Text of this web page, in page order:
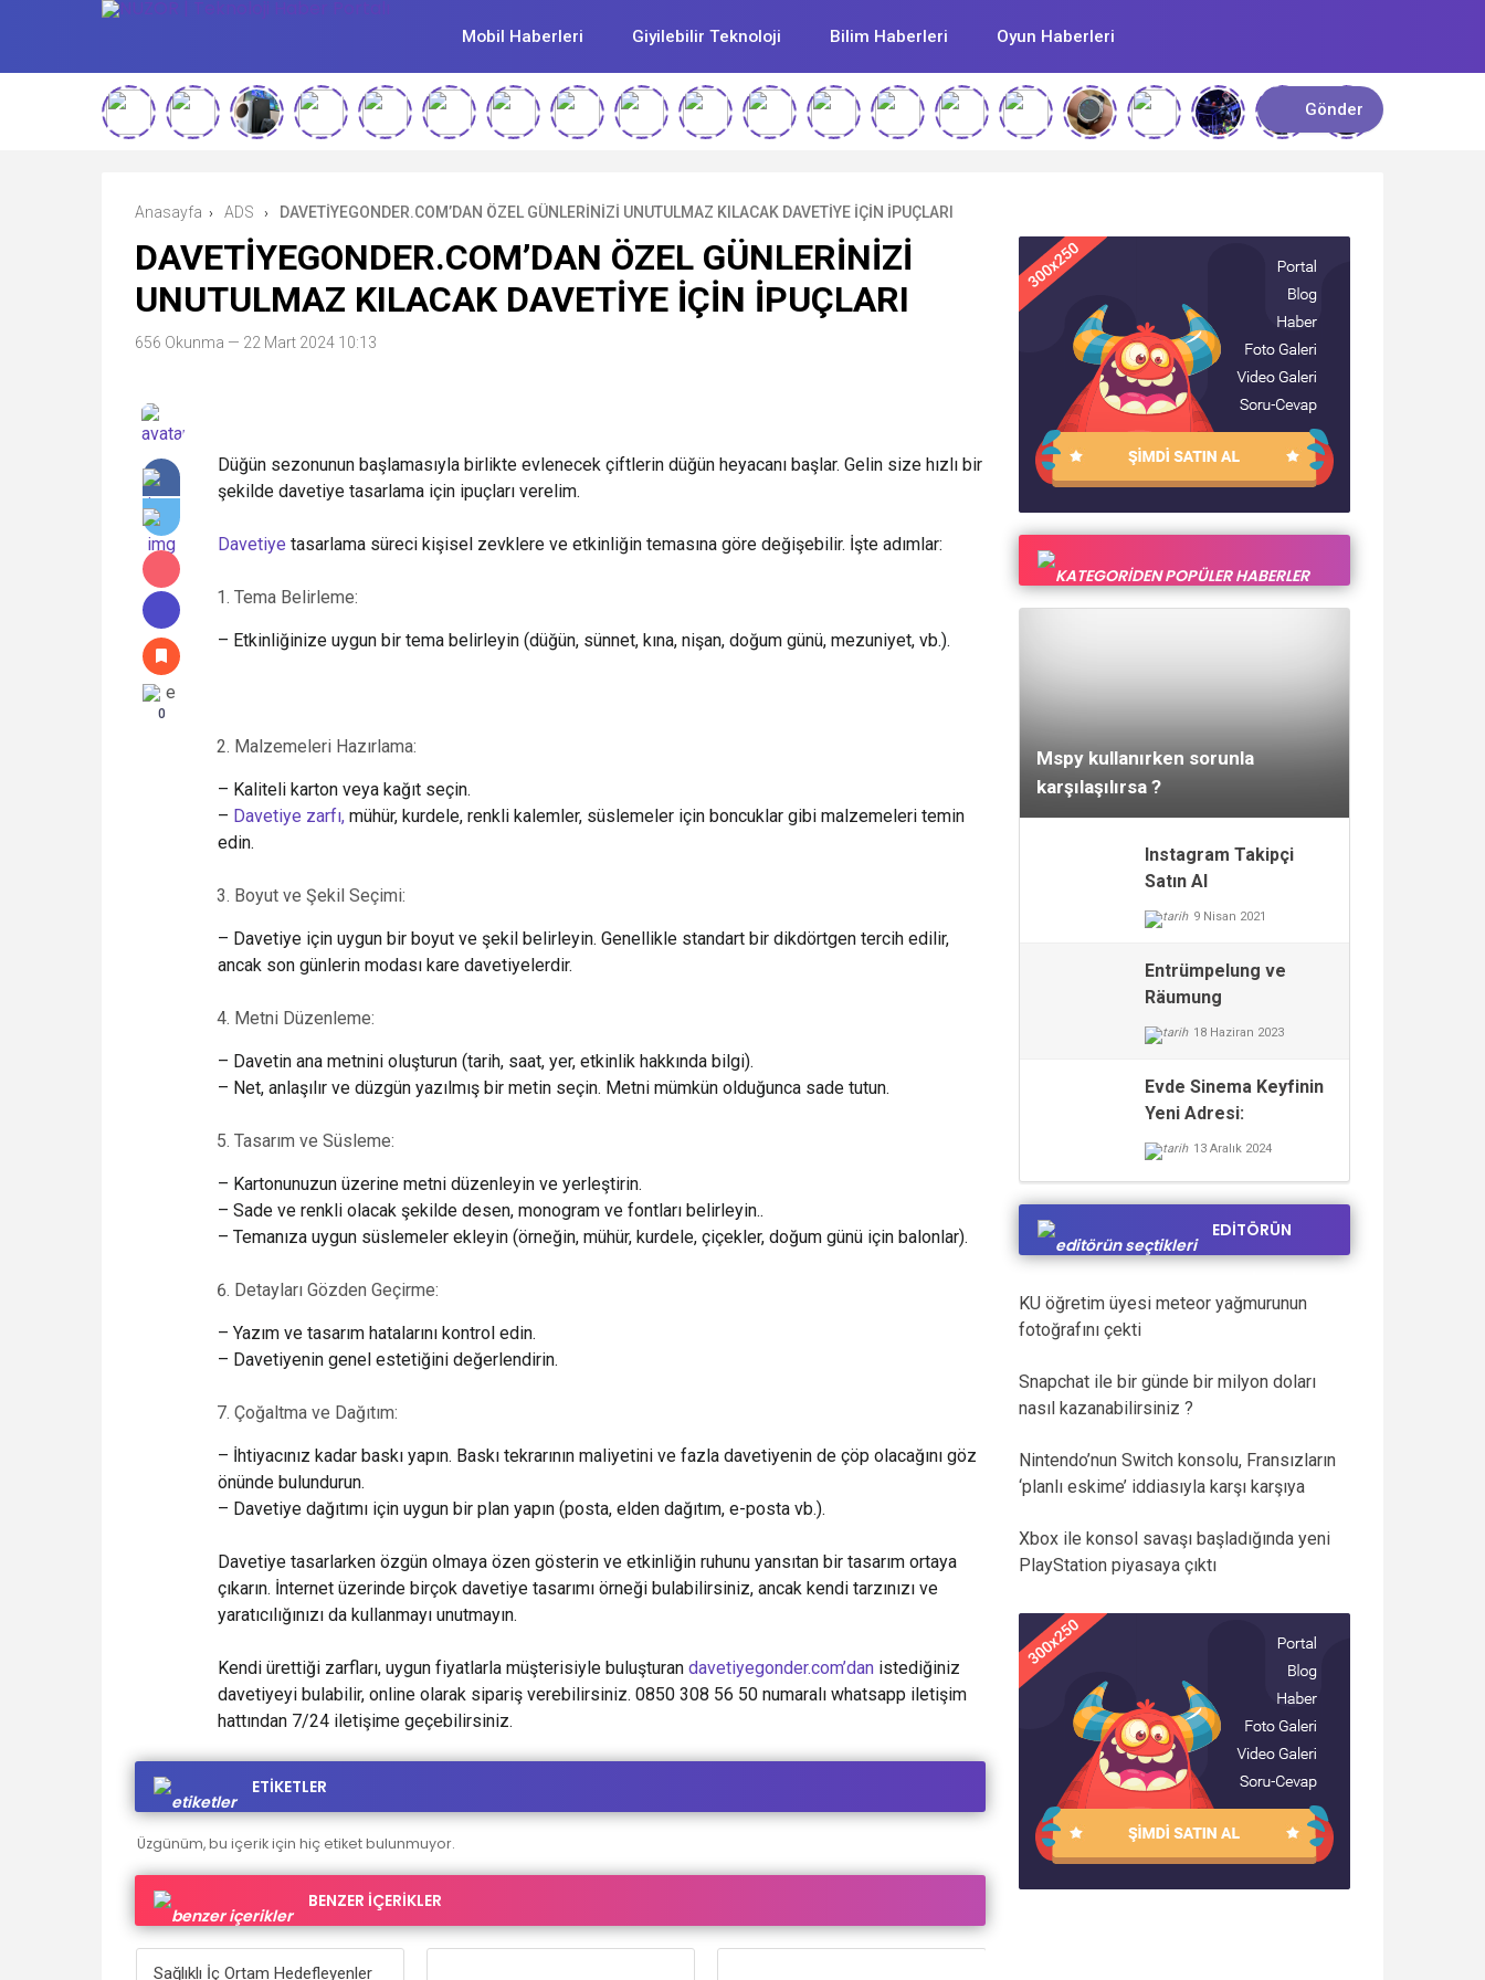
Mobil Haberleri Giyilebilir Teknoloji Bilim Haberleri Oyun Haberleri
Gönder
Anasayfa › ADS › DAVETİYEGONDER.COM’DAN ÖZEL GÜNLERİNİZİ UNUTULMAZ KILACAK DAVETİYE İÇİN İPUÇLARI
DAVETİYEGONDER.COM’DAN ÖZEL GÜNLERİNİZİ
UNUTULMAZ KILACAK DAVETİYE İÇİN İPUÇLARI
656 Okunma — 22 Mart 2024 10:13
0
Düğün sezonunun başlamasıyla birlikte evlenecek çiftlerin düğün heyacanı başlar. Gelin size hızlı bir
şekilde davetiye tasarlama için ipuçları verelim.
Davetiye tasarlama süreci kişisel zevklere ve etkinliğin temasına göre değişebilir. İşte adımlar:
Tema Belirleme:
– Etkinliğinize uygun bir tema belirleyin (düğün, sünnet, kına, nişan, doğum günü, mezuniyet, vb.).
Malzemeleri Hazırlama:
– Kaliteli karton veya kağıt seçin.
– Davetiye zarfı, mühür, kurdele, renkli kalemler, süslemeler için boncuklar gibi malzemeleri temin
edin.
Boyut ve Şekil Seçimi:
– Davetiye için uygun bir boyut ve şekil belirleyin. Genellikle standart bir dikdörtgen tercih edilir,
ancak son günlerin modası kare davetiyelerdir.
Metni Düzenleme:
– Davetin ana metnini oluşturun (tarih, saat, yer, etkinlik hakkında bilgi).
– Net, anlaşılır ve düzgün yazılmış bir metin seçin. Metni mümkün olduğunca sade tutun.
Tasarım ve Süsleme:
– Kartonunuzun üzerine metni düzenleyin ve yerleştirin.
– Sade ve renkli olacak şekilde desen, monogram ve fontları belirleyin..
– Temanıza uygun süslemeler ekleyin (örneğin, mühür, kurdele, çiçekler, doğum günü için balonlar).
Detayları Gözden Geçirme:
– Yazım ve tasarım hatalarını kontrol edin.
– Davetiyenin genel estetiğini değerlendirin.
Çoğaltma ve Dağıtım:
– İhtiyacınız kadar baskı yapın. Baskı tekrarının maliyetini ve fazla davetiyenin de çöp olacağını göz
önünde bulundurun.
– Davetiye dağıtımı için uygun bir plan yapın (posta, elden dağıtım, e-posta vb.).
Davetiye tasarlarken özgün olmaya özen gösterin ve etkinliğin ruhunu yansıtan bir tasarım ortaya
çıkarın. İnternet üzerinde birçok davetiye tasarımı örneği bulabilirsiniz, ancak kendi tarzınızı ve
yaratıcılığınızı da kullanmayı unutmayın.
Kendi ürettiği zarfları, uygun fiyatlarla müşterisiyle buluşturan davetiyegonder.com’dan istediğiniz
davetiyeyi bulabilir, online olarak sipariş verebilirsiniz. 0850 308 56 50 numaralı whatsapp iletişim
hattından 7/24 iletişime geçebilirsiniz.
ETİKETLER
Üzgünüm, bu içerik için hiç etiket bulunmuyor.
BENZER İÇERİKLER
Sağlıklı İç Ortam Hedefleyenler
Mspy kullanırken sorunla
karşılaşılırsa ?
Instagram Takipçi
Satın Al
9 Nisan 2021
Entrümpelung ve
Räumung
18 Haziran 2023
Evde Sinema Keyfinin
Yeni Adresi:
hdfilmsitesi.net
13 Aralık 2024
EDİTÖRÜN
KU öğretim üyesi meteor yağmurunun
fotoğrafını çekti
Snapchat ile bir günde bir milyon doları
nasıl kazanabilirsiniz ?
Nintendo’nun Switch konsolu, Fransızların
‘planlı eskime’ iddiasıyla karşı karşıya
Xbox ile konsol savaşı başladığında yeni
PlayStation piyasaya çıktı